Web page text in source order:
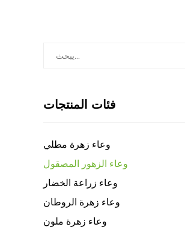
فئات المنتجات
وعاء زهرة مطلي
وعاء الزهور المصقول
وعاء زراعة الخضار
وعاء زهرة الروطان
وعاء زهرة ملون